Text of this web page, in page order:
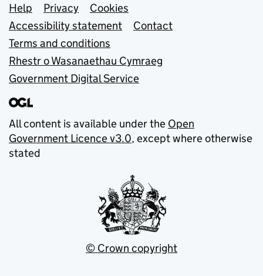
Support links
Help Privacy
Cookies
Accessibility statement
Contact
Terms and conditions
Rhestr o Wasanaethau Cymraeg
Government Digital Service
All content is available under the Open
Government Licence v3.0, except where otherwise
stated
© Crown copyright